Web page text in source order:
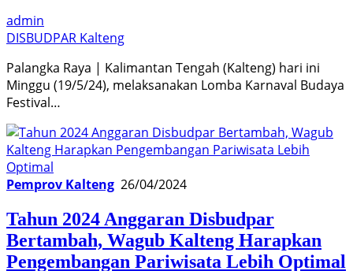
admin
DISBUDPAR Kalteng
Palangka Raya | Kalimantan Tengah (Kalteng) hari ini
Minggu (19/5/24), melaksanakan Lomba Karnaval Budaya
Festival…
Pemprov Kalteng 26/04/2024
Tahun 2024 Anggaran Disbudpar
Bertambah, Wagub Kalteng Harapkan
Pengembangan Pariwisata Lebih Optimal